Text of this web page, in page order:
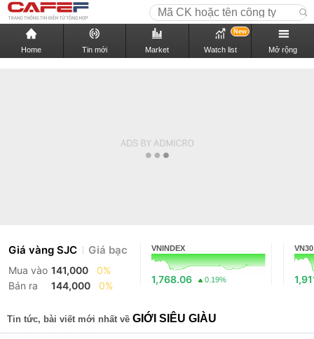
Home Tin mới Market Watch list
New
Mở rộng
Giá vàng SJC Giá bạc
Mua vào 141,000
0%
Bán ra
144,000 0%
VNINDEX
1,768.06 0.19%
VN30
Tin tức, bài viết mới nhất về GIỚI SIÊU GIÀU